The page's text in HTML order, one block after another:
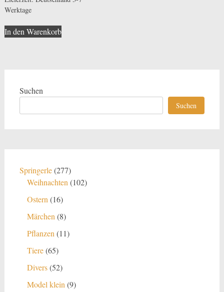
Werktage
In den Warenkorb
Suchen
Suchen
Springerle 277277
Produkte
Weihnachten 102102
Ostern 1616
Märchen 88
Pflanzen 1111
Tiere 6565
Divers 5252
Model klein 99